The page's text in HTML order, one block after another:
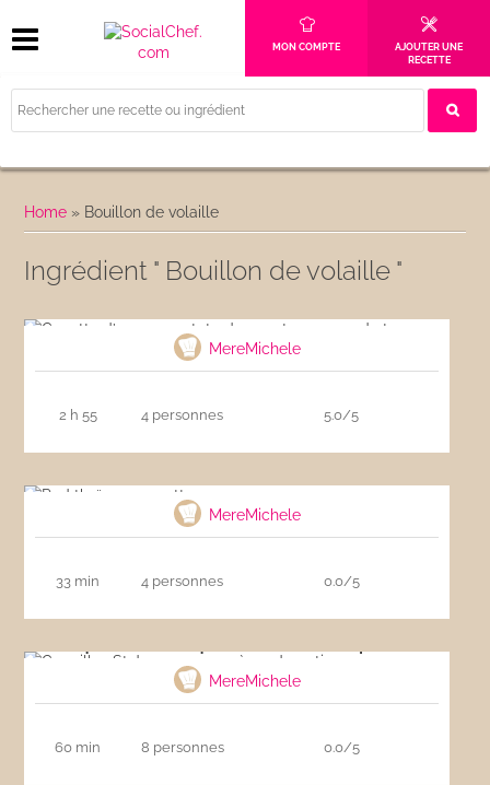
MON COMPTE
AJOUTER UNE
RECETTE
Home » Bouillon de volaille
Ingrédient " Bouillon de volaille "
Cocotte d’agneau patate douce et pommes
MereMichele
2 h 55 4 personnes 5.0/5
MereMichele
33 min 4 personnes 0.0/5
MereMichele
60 min 8 personnes 0.0/5